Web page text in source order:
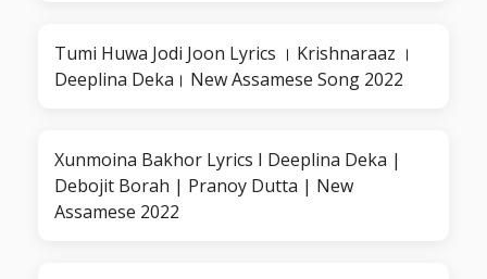
Tumi Huwa Jodi Joon Lyrics । Krishnaraaz ।
Deeplina Deka। New Assamese Song 2022
Xunmoina Bakhor Lyrics I Deeplina Deka |
Debojit Borah | Pranoy Dutta | New
Assamese 2022